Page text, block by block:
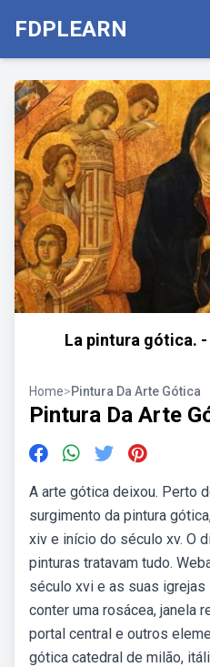
FDPLEARN
La pintura gótica.
Home>Pintura Da Arte Gótica
Pintura Da Arte
A arte gótica deixou. Perto
surgimento da pintura
xiv e início do século xv. O
pinturas tratavam tudo.
século xvi e as suas
conter uma rosácea, janela
portal central e outros
gótica catedral de milão,